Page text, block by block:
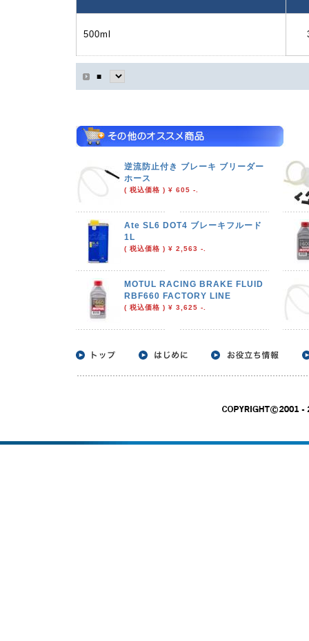
500ml
■
逆流防止付き ブレーキ ブリーダー
ホース
( 税込価格 ) ¥ 605 -.
Ate SL6 DOT4 ブレーキフルード
1L
( 税込価格 ) ¥ 2,563 -.
MOTUL RACING BRAKE FLUID
RBF660 FACTORY LINE
( 税込価格 ) ¥ 3,625 -.